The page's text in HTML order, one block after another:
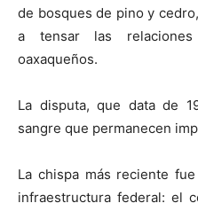
de bosques de pino y
a tensar las
oaxaqueños.
La disputa, que data de
sangre que permanecen
La chispa más reciente
infraestructura federal: el